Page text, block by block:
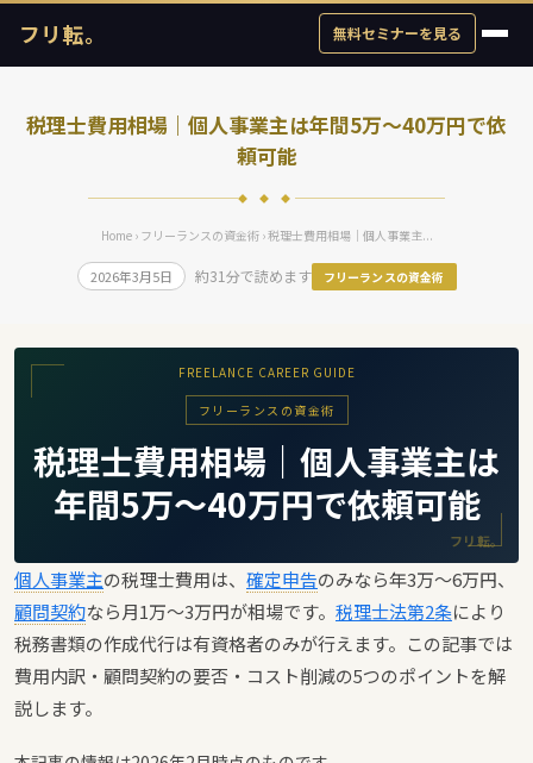
フリ転。 無料セミナーを見る
税理士費用相場｜個人事業主は年間5万〜40万円で依
頼可能
◆ ◆ ◆
Home› フリーランスの資金術› 税理士費用相場｜個人事業主...
2026年3月5日 約31分で読めます フリーランスの資金術
FREELANCE CAREER GUIDE
フリーランスの資金術
税理士費用相場｜個人事業主は
年間5万〜40万円で依頼可能
フリ転。
個人事業主の税理士費用は、 確定申告のみなら年3万〜6万円、
顧問契約なら月1万〜3万円が相場です。 税理士法第2条により
税務書類の作成代行は有資格者のみが行えます。この記事では
費用内訳・顧問契約の要否・コスト削減の5つのポイントを解
説します。